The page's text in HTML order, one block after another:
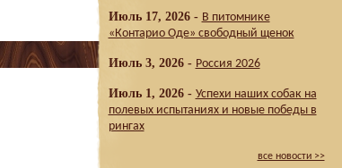
Июль 17, 2026 - В питомнике
«Контарио Оде» свободный щенок
Июль 3, 2026 - Россия 2026
Июль 1, 2026 - Успехи наших собак на
полевых испытаниях и новые победы в
рингах
все новости >>